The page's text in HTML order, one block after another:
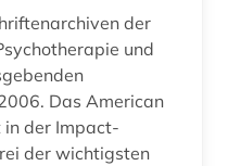
dänisch-hallesche mission in tranquebar (1)
earnings calls transkripte (1)
der
und
in der Impact-
der wichtigsten